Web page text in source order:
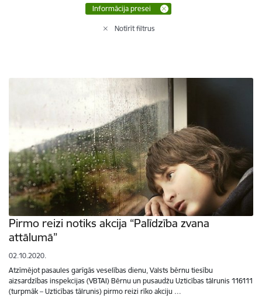
Informācija presei
Notīrīt filtrus
Pirmo reizi notiks akcija “Palīdzība zvana
attālumā”
02.10.2020.
Atzīmējot pasaules garīgās veselības dienu, Valsts bērnu tiesību
aizsardzības inspekcijas (VBTAI) Bērnu un pusaudžu Uzticības tālrunis 116111
(turpmāk – Uzticības tālrunis) pirmo reizi rīko akciju …